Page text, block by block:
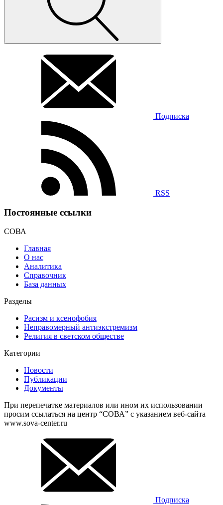
Подписка
RSS
Постоянные ссылки
СОВА
Главная
О нас
Аналитика
Справочник
База данных
Разделы
Расизм и ксенофобия
Неправомерный антиэкстремизм
Религия в светском обществе
Категории
Новости
Публикации
Документы
При перепечатке материалов или ином их использовании
просим ссылаться на центр “СОВА” с указанием веб-сайта
www.sova-center.ru
Подписка